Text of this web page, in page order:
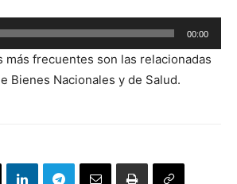
00:00
más frecuentes son las relacionadas
Bienes Nacionales y de Salud.